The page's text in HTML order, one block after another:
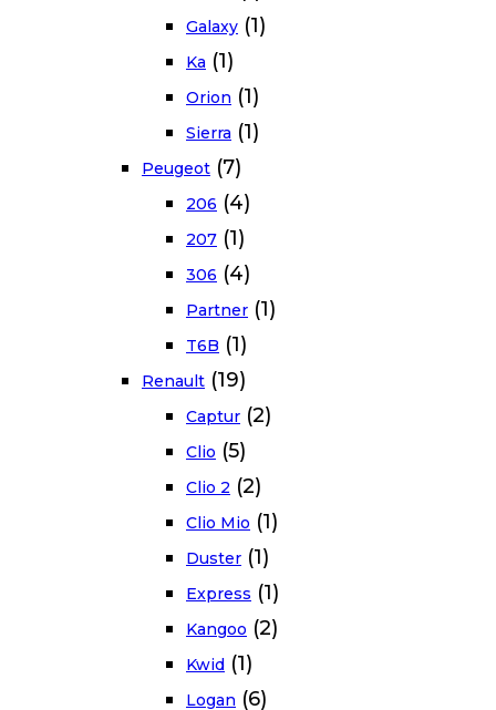
Galaxy (1)
Ka (1)
Orion (1)
Sierra (1)
Peugeot (7)
206 (4)
207 (1)
306 (4)
Partner (1)
T6B (1)
Renault (19)
Captur (2)
Clio (5)
Clio 2 (2)
Clio Mio (1)
Duster (1)
Express (1)
Kangoo (2)
Kwid (1)
Logan (6)